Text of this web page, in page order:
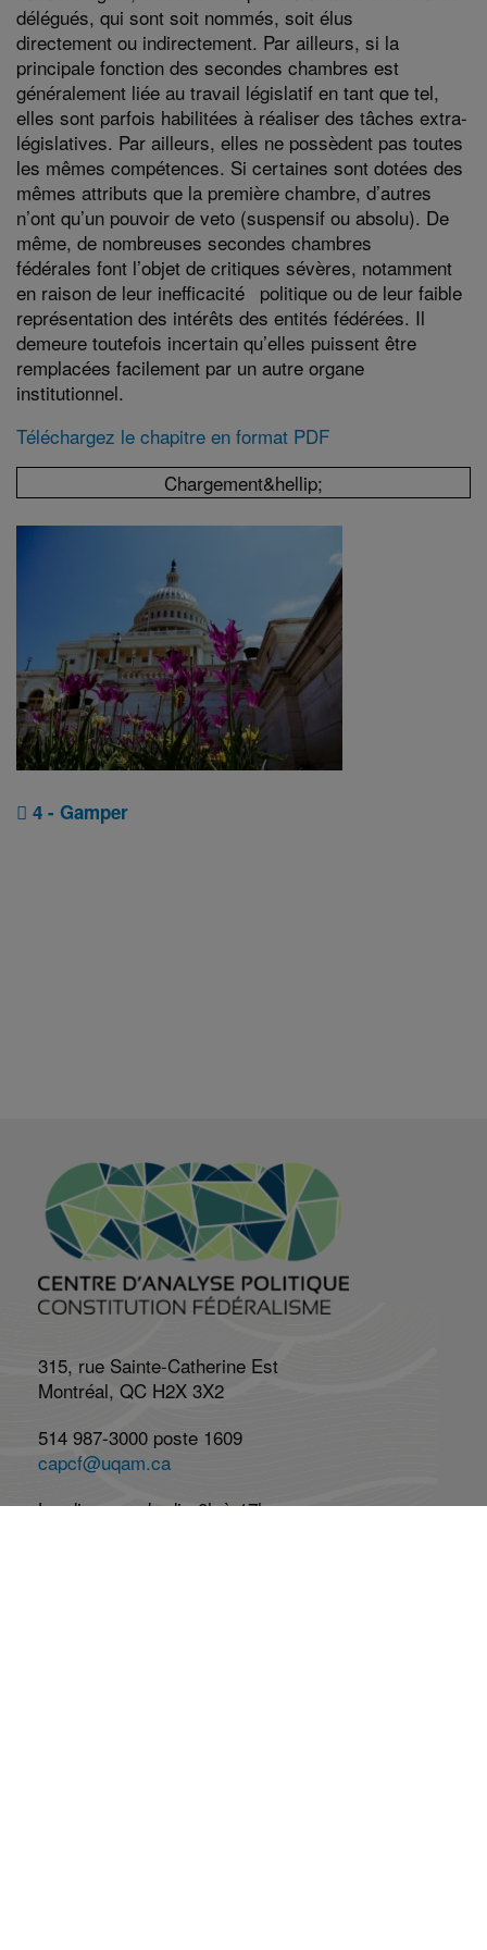
délégués, qui sont soit nommés, soit élus
directement ou indirectement. Par ailleurs, si la
principale fonction des secondes chambres est
généralement liée au travail législatif en tant que tel,
elles sont parfois habilitées à réaliser des tâches extra-
législatives. Par ailleurs, elles ne possèdent pas toutes
les mêmes compétences. Si certaines sont dotées des
mêmes attributs que la première chambre, d’autres
n’ont qu’un pouvoir de veto (suspensif ou absolu). De
même, de nombreuses secondes chambres
fédérales font l’objet de critiques sévères, notamment
en raison de leur inefficacité politique ou de leur faible
représentation des intérêts des entités fédérées. Il
demeure toutefois incertain qu’elles puissent être
remplacées facilement par un autre organe
institutionnel.
Téléchargez le chapitre en format PDF
Chargement&hellip;
4 - Gamper
315, rue Sainte-Catherine Est
Montréal, QC H2X 3X2
514 987-3000 poste 1609
capcf@uqam.ca
Lundi au vendredi : 8h à 17h